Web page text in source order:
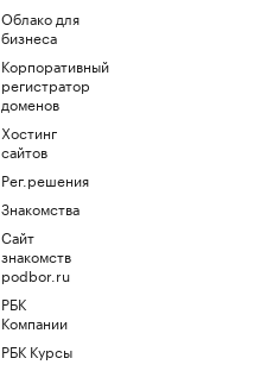
Облако для
бизнеса
Корпоративный
регистратор
доменов
Хостинг
сайтов
Рег.решения
Знакомства
Сайт
знакомств
podbor.ru
РБК
Компании
РБК Курсы